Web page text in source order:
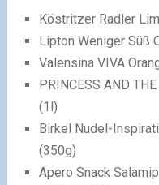
Köstritzer Radler
Lipton Weniger Süß
Valensina VIVA
PRINCESS AND
(1l)
Birkel Nudel-
(350g)
Apero Snack